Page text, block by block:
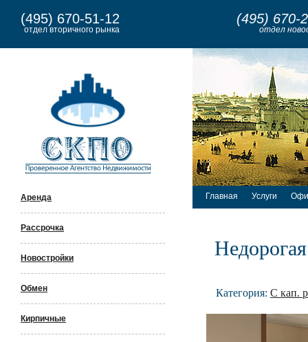
(495) 670-51-12
отдел вторичного рынка
(495) 670-
отдел
Аренда
Рассрочка
Новостройки
Обмен
Кирпичные
Главная Услуги
Категория: С кап.